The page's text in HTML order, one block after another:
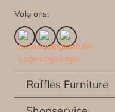
Volg ons:
Raffles Furniture